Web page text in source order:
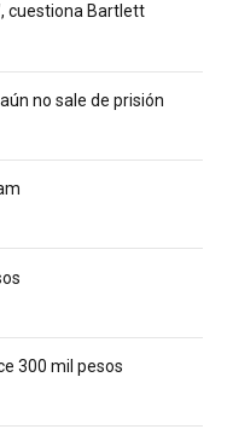
cuestiona Bartlett
no sale de prisión
300 mil pesos